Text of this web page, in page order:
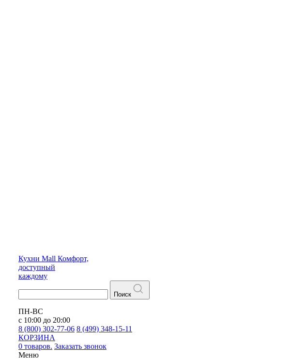
Кухни Mall Комфорт,
доступный
каждому
Поиск
ПН-ВС
с 10:00 до 20:00
8 (800) 302-77-06 8 (499) 348-15-11
КОРЗИНА
0 товаров. Заказать звонок
Меню